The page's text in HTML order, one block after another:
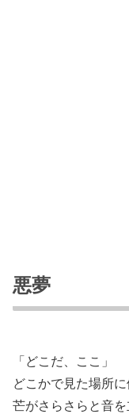
悪夢
「どこだ、ここ」
どこかで見た場所に
芒がさらさらと音を